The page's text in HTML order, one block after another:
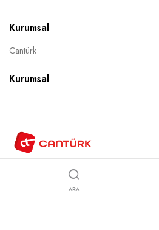
Kurumsal
Cantürk
Kurumsal
ARA